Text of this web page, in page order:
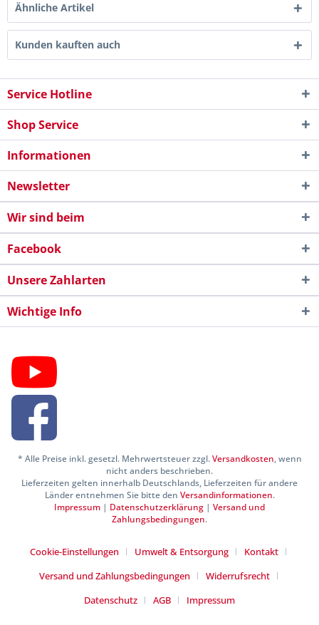
Ähnliche Artikel
Kunden kauften auch
Service Hotline
Shop Service
Informationen
Newsletter
Wir sind beim
Facebook
Unsere Zahlarten
Wichtige Info
* Alle Preise inkl. gesetzl. Mehrwertsteuer zzgl.Versandkosten, wenn
nicht anders beschrieben.
Lieferzeiten gelten innerhalb Deutschlands, Lieferzeiten für andere
Länder entnehmen Sie bitte den Versandinformationen.
Impressum | Datenschutzerklärung | Versand und
Zahlungsbedingungen.
Cookie-Einstellungen Umwelt & Entsorgung
Kontakt
Versand und Zahlungsbedingungen
Widerrufsrecht
Datenschutz
AGB Impressum